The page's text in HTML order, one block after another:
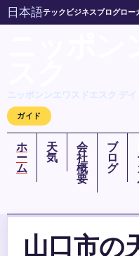
日本語テック ビジネスブログロー
ニッポンンエワスドエスク デ
ガイド
ホ
ー
ム
天
気
会
社
概
要
ブ
ロ
グ
山口市の